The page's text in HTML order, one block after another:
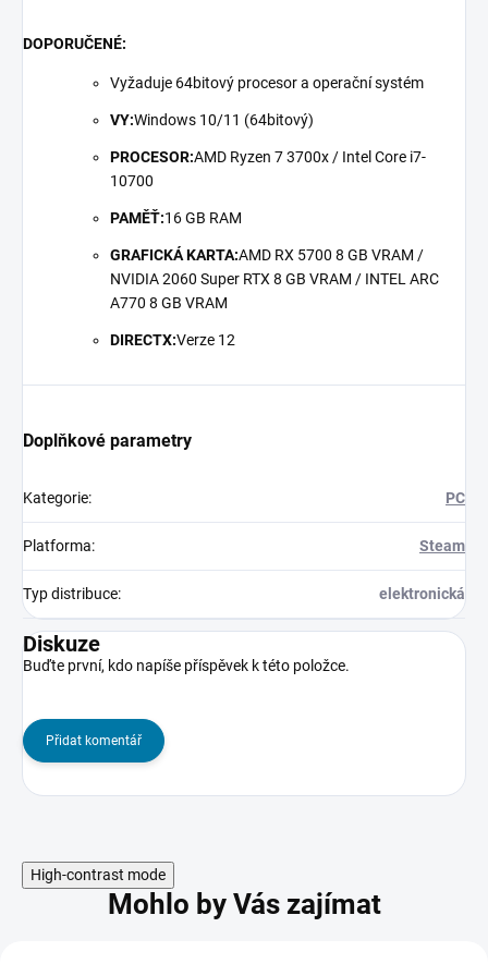
DOPORUČENÉ:
Vyžaduje 64bitový procesor a operační systém
VY:Windows 10/11 (64bitový)
PROCESOR:AMD Ryzen 7 3700x / Intel Core i7-
10700
PAMĚŤ:16 GB RAM
GRAFICKÁ KARTA:AMD RX 5700 8 GB VRAM /
NVIDIA 2060 Super RTX 8 GB VRAM / INTEL ARC
A770 8 GB VRAM
DIRECTX:Verze 12
Doplňkové parametry
Kategorie: PC
Platforma: Steam
Typ distribuce: elektronická
Diskuze
Buďte první, kdo napíše příspěvek k této položce.
Přidat komentář
High-contrast mode
Mohlo by Vás zajímat